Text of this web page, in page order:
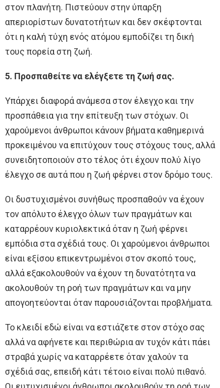
στον πλανήτη. Πιστεύουν στην ύπαρξη
απεριορίστων δυνατοτήτων και δεν σκέφτονται
ότι η καλή τύχη ενός ατόμου εμποδίζει τη δική
τους πορεία στη ζωή.
5. Προσπαθείτε να ελέγξετε τη ζωή σας.
Υπάρχει διαφορά ανάμεσα στον έλεγχο και την
προσπάθεια για την επίτευξη των στόχων. Οι
χαρούμενοι άνθρωποι κάνουν βήματα καθημερινά
προκειμένου να επιτύχουν τους στόχους τους, αλλά
συνειδητοποιούν στο τέλος ότι έχουν πολύ λίγο
έλεγχο σε αυτά που η ζωή φέρνει στον δρόμο τους.
Οι δυστυχισμένοι συνήθως προσπαθούν να έχουν
τον απόλυτο έλεγχο όλων των πραγμάτων και
καταρρέουν κυριολεκτικά όταν η ζωή φέρνει
εμπόδια στα σχέδιά τους. Οι χαρούμενοι άνθρωποι
είναι εξίσου επικεντρωμένοι στον σκοπό τους,
αλλά εξακολουθούν να έχουν τη δυνατότητα να
ακολουθούν τη ροή των πραγμάτων και να μην
απογοητεύονται όταν παρουσιάζονται προβλήματα.
Το κλειδί εδώ είναι να εστιάζετε στον στόχο σας
αλλά να αφήνετε και περιθώρια αν τυχόν κάτι πάει
στραβά χωρίς να καταρρέετε όταν χαλούν τα
σχέδιά σας, επειδή κάτι τέτοιο είναι πολύ πιθανό.